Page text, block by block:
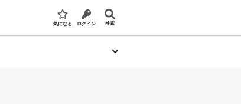
気になる ログイン 検索